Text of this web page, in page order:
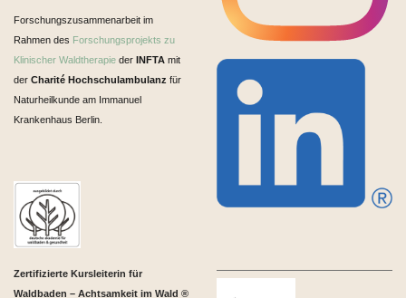
Forschungszusammenarbeit im
Rahmen des Forschungsprojekts zu
Klinischer Waldtherapie der INFTA mit
der Charité Hochschulambulanz für
Naturheilkunde am Immanuel
Krankenhaus Berlin.
Zertifizierte Kursleiterin für
Waldbaden – Achtsamkeit im Wald ®